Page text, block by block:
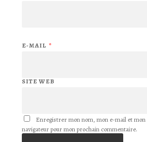
E-MAIL *
SITE WEB
Enregistrer mon nom, mon e-mail et mon
navigateur pour mon prochain commentaire.